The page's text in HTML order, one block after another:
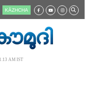
KĀZHCHA
AM IST